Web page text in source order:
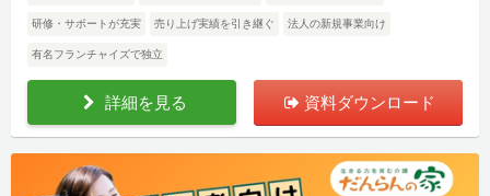
研修・サポートが充実 売り上げ実績を引き継ぐ 法人の新規事業向け
有名フランチャイズで独立
詳細を見る 資料ダウンロード